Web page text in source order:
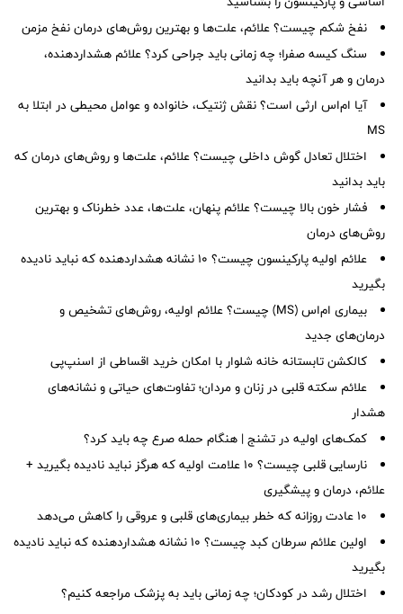
نفخ شکم چیست؟ علائم، علت‌ها و بهترین روش‌های درمان نفخ مزمن
سنگ کیسه صفرا؛ چه زمانی باید جراحی کرد؟ علائم هشداردهنده،
درمان و هر آنچه باید بدانید
آیا ام‌اس ارثی است؟ نقش ژنتیک، خانواده و عوامل محیطی در ابتلا به
MS
اختلال تعادل گوش داخلی چیست؟ علائم، علت‌ها و روش‌های درمان که
باید بدانید
فشار خون بالا چیست؟ علائم پنهان، علت‌ها، عدد خطرناک و بهترین
روش‌های درمان
علائم اولیه پارکینسون چیست؟ ۱۰ نشانه هشداردهنده که نباید نادیده
بگیرید
بیماری ام‌اس (MS) چیست؟ علائم اولیه، روش‌های تشخیص و
درمان‌های جدید
کالکشن تابستانه خانه شلوار با امکان خرید اقساطی از اسنپ‌پی
علائم سکته قلبی در زنان و مردان؛ تفاوت‌های حیاتی و نشانه‌های
هشدار
کمک‌های اولیه در تشنج | هنگام حمله صرع چه باید کرد؟
نارسایی قلبی چیست؟ ۱۰ علامت اولیه که هرگز نباید نادیده بگیرید +
علائم، درمان و پیشگیری
۱۰ عادت روزانه که خطر بیماری‌های قلبی و عروقی را کاهش می‌دهد
اولین علائم سرطان کبد چیست؟ ۱۰ نشانه هشداردهنده که نباید نادیده
بگیرید
اختلال رشد در کودکان؛ چه زمانی باید به پزشک مراجعه کنیم؟